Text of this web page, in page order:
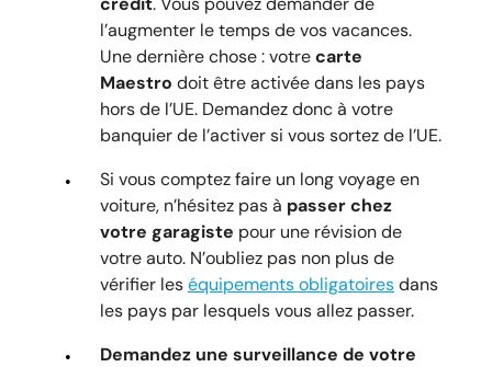
l’augmenter le temps de vos vacances.
Une dernière chose : votrecarte
Maestro doit être activée dans les pays
hors de l’UE. Demandez donc à votre
banquier de l’activer si vous sortez de l’UE.
Si vous comptez faire un long voyage en
voiture, n’hésitez pas à passer chez
votre garagiste pour une révision de
votre auto. N’oubliez pas non plus de
vérifier leséquipements obligatoiresdans
les pays par lesquels vous allez passer.
Demandez une surveillance de votre